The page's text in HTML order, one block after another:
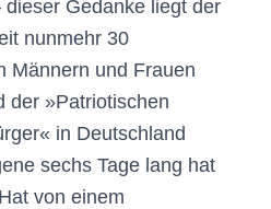
Gedanke liegt der
nunmehr 30
Männern und Frauen
der »Patriotischen
in Deutschland
sechs Tage lang hat
von einem